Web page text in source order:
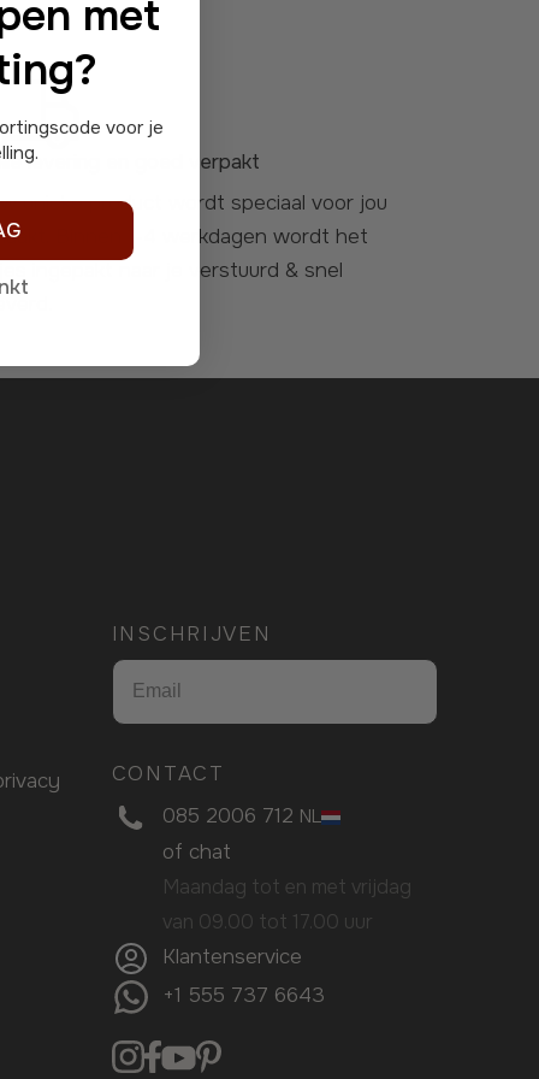
levering en goed verpakt
Binnen 1-4 werkdagen wordt het
ingepakt naar je verstuurd & snel
INSCHRIJVEN
CONTACT
085 2006 712 NL
of chat
Maandag tot en met vrijdag
van 09.00 tot 17.00 uur
Klantenservice
+1 555 737 6643
met